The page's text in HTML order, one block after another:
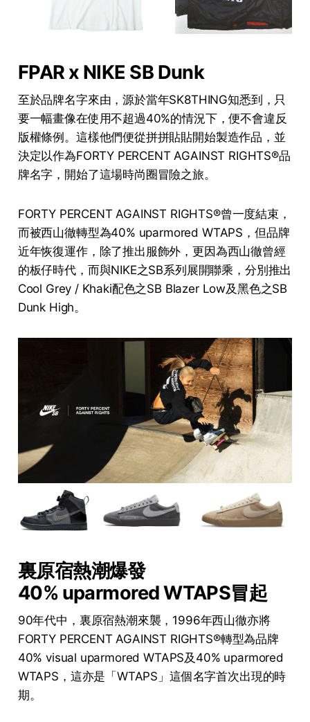
FPAR x NIKE SB Dunk
至於品牌名字來由，源於當年SK8THING知悉到，只
要一幅畫像在使用不超過40%的情況下，便不會違反
版權條例。這樣他們便從拼拼貼貼開始製造作品，並
決定以作為FORTY PERCENT AGAINST RIGHTS®品
牌名字，開始了這場時尚圈冒險之旅。
FORTY PERCENT AGAINST RIGHTS®曾一度結束，
而被西山徹轉型為40% uparmored WTAPS，但品牌
近年恢復運作，除了推出服飾外，更因為西山徹曾經
的板仔時代，而與NIKE之SB系列展開聯乘，分別推出
Cool Grey / Khaki配色之SB Blazer Low及黑色之SB
Dunk High。
裏原宿熱潮爆發
40% uparmored WTAPS冒起
90年代中，裏原宿熱潮來襲，1996年西山徹亦將
FORTY PERCENT AGAINST RIGHTS®轉型為品牌
40% visual uparmored WTAPS及40% uparmored
WTAPS，這亦是「WTAPS」這個名字首次出現的時
期。